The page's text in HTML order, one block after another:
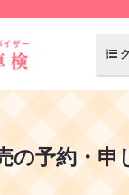
の予約・申